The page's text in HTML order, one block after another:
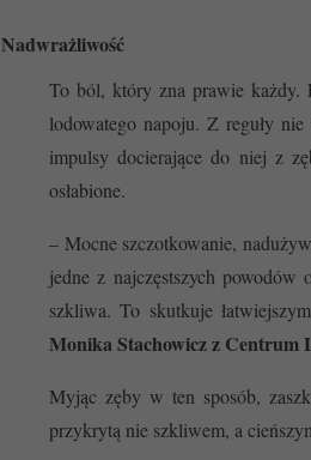
Nadwrażliwość
To ból, który zna prawie każdy.
lodowatego napoju. Z reguły
impulsy docierające do niej z
osłabione.
– Mocne szczotkowanie,
jedne z najczęstszych
szkliwa. To skutkuje
Monika Stachowicz z Centrum
Myjąc zęby w ten sposób,
przykrytą nie szkliwem, a